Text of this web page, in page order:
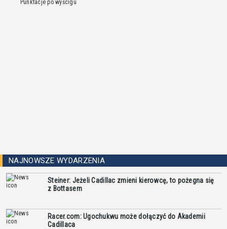
Punktacje po wyścigu
NAJNOWSZE WYDARZENIA
Steiner: Jeżeli Cadillac zmieni kierowcę, to pożegna się
z Bottasem
Racer.com: Ugochukwu może dołączyć do Akademii
Cadillaca